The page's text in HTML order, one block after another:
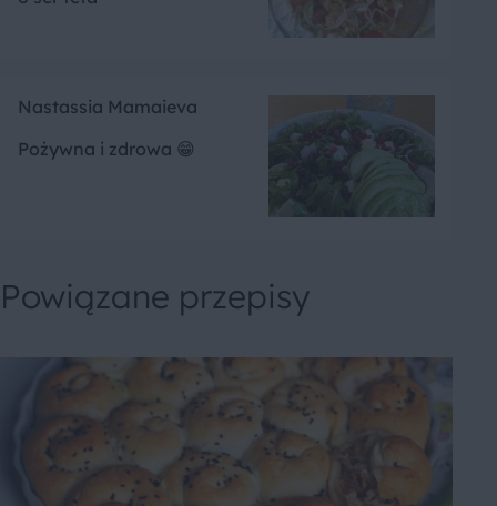
Nastassia Mamaieva
Pożywna i zdrowa 😁
Powiązane przepisy